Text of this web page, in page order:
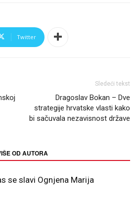
Twitter
Sledeći tekst
Dragoslav Bokan – Dve
strategije hrvatske vlasti kako
bi sačuvala nezavisnost države
OD AUTORA
se slavi Ognjena Marija